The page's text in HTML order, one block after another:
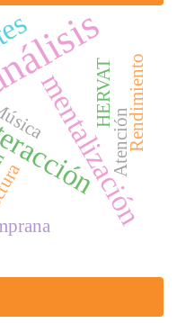
mentalización
AtenciónRendimiento
HERVAT